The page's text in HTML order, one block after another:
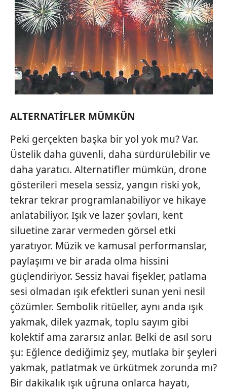
ALTERNATİFLER MÜMKÜN
Peki gerçekten başka bir yol yok mu? Var.
Üstelik daha güvenli, daha sürdürülebilir ve
daha yaratıcı. Alternatifler mümkün, drone
gösterileri mesela sessiz, yangın riski yok,
tekrar tekrar programlanabiliyor ve hikaye
anlatabiliyor. Işık ve lazer şovları, kent
siluetine zarar vermeden görsel etki
yaratıyor. Müzik ve kamusal performanslar,
paylaşımı ve bir arada olma hissini
güçlendiriyor. Sessiz havai fişekler, patlama
sesi olmadan ışık efektleri sunan yeni nesil
çözümler. Sembolik ritüeller, aynı anda ışık
yakmak, dilek yazmak, toplu sayım gibi
kolektif ama zararsız anlar. Belki de asıl soru
şu: Eğlence dediğimiz şey, mutlaka bir şeyleri
yakmak, patlatmak ve ürkütmek zorunda mı?
Bir dakikalık ışık uğruna onlarca hayatı,